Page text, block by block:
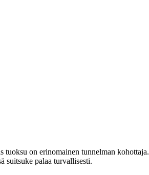
tuoksu on erinomainen tunnelman kohottaja.
suitsuke palaa turvallisesti.